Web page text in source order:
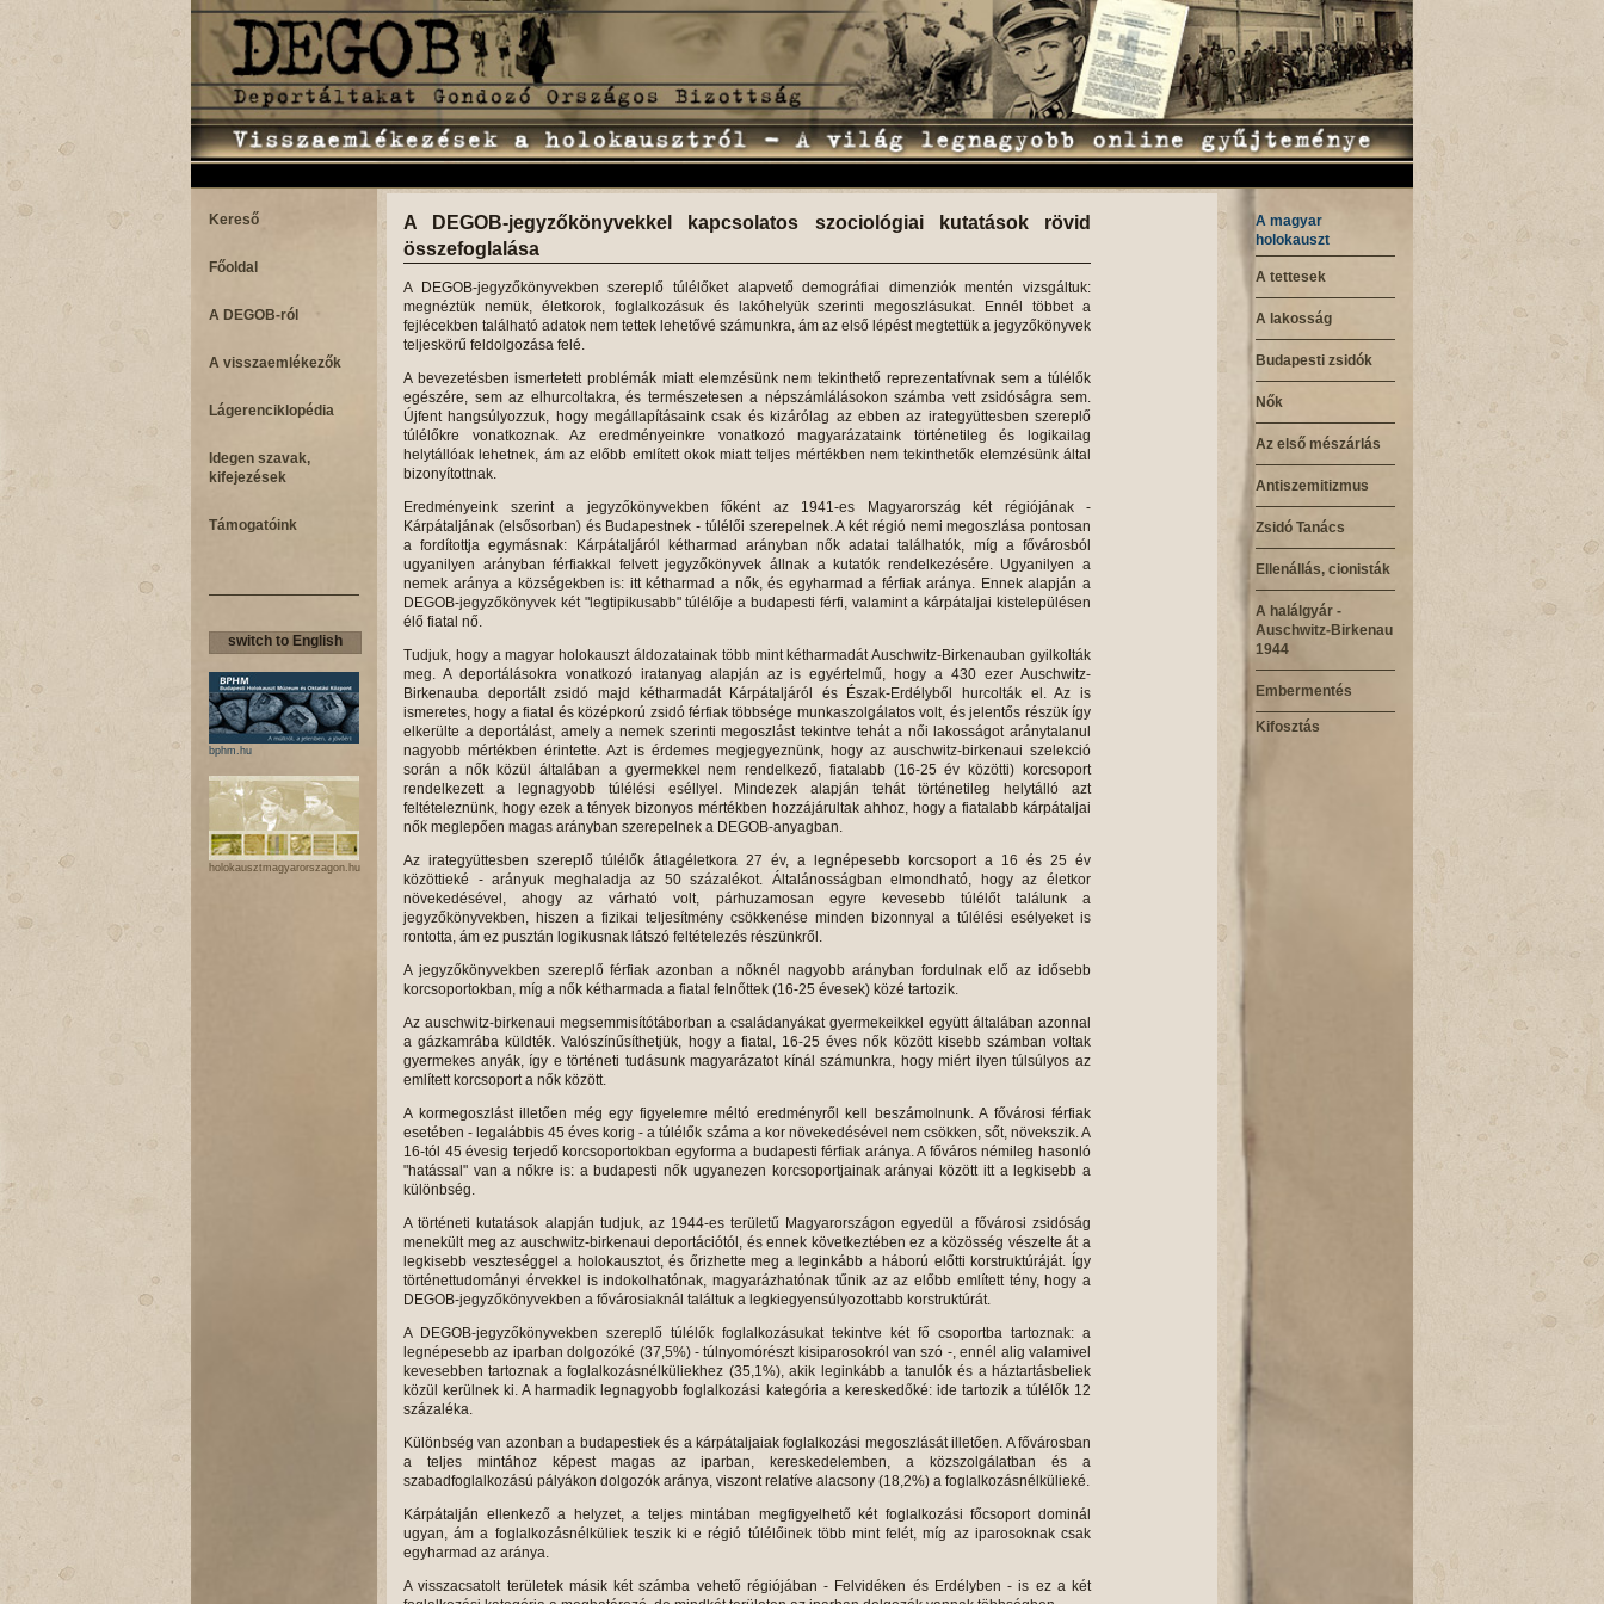
Kereső
Főoldal
A DEGOB-ról
A visszaemlékezők
Lágerenciklopédia
Idegen szavak,
kifejezések
Támogatóink
switch to English
bphm.hu
holokausztmagyarorszagon.hu
A DEGOB-jegyzőkönyvekkel kapcsolatos szociológiai kutatások rövid
összefoglalása
A DEGOB-jegyzőkönyvekben szereplő túlélőket alapvető demográfiai dimenziók mentén vizsgáltuk:
megnéztük nemük, életkorok, foglalkozásuk és lakóhelyük szerinti megoszlásukat. Ennél többet a
fejlécekben található adatok nem tettek lehetővé számunkra, ám az első lépést megtettük a jegyzőkönyvek
teljeskörű feldolgozása felé.
A bevezetésben ismertetett problémák miatt elemzésünk nem tekinthető reprezentatívnak sem a túlélők
egészére, sem az elhurcoltakra, és természetesen a népszámlálásokon számba vett zsidóságra sem.
Újfent hangsúlyozzuk, hogy megállapításaink csak és kizárólag az ebben az irategyüttesben szereplő
túlélőkre vonatkoznak. Az eredményeinkre vonatkozó magyarázataink történetileg és logikailag
helytállóak lehetnek, ám az előbb említett okok miatt teljes mértékben nem tekinthetők elemzésünk által
bizonyítottnak.
Eredményeink szerint a jegyzőkönyvekben főként az 1941-es Magyarország két régiójának -
Kárpátaljának (elsősorban) és Budapestnek - túlélői szerepelnek. A két régió nemi megoszlása pontosan
a fordítottja egymásnak: Kárpátaljáról kétharmad arányban nők adatai találhatók, míg a fővárosból
ugyanilyen arányban férfiakkal felvett jegyzőkönyvek állnak a kutatók rendelkezésére. Ugyanilyen a
nemek aránya a községekben is: itt kétharmad a nők, és egyharmad a férfiak aránya. Ennek alapján a
DEGOB-jegyzőkönyvek két "legtipikusabb" túlélője a budapesti férfi, valamint a kárpátaljai kistelepülésen
élő fiatal nő.
Tudjuk, hogy a magyar holokauszt áldozatainak több mint kétharmadát Auschwitz-Birkenauban gyilkolták
meg. A deportálásokra vonatkozó iratanyag alapján az is egyértelmű, hogy a 430 ezer Auschwitz-
Birkenauba deportált zsidó majd kétharmadát Kárpátaljáról és Észak-Erdélyből hurcolták el. Az is
ismeretes, hogy a fiatal és középkorú zsidó férfiak többsége munkaszolgálatos volt, és jelentős részük így
elkerülte a deportálást, amely a nemek szerinti megoszlást tekintve tehát a női lakosságot aránytalanul
nagyobb mértékben érintette. Azt is érdemes megjegyeznünk, hogy az auschwitz-birkenaui szelekció
során a nők közül általában a gyermekkel nem rendelkező, fiatalabb (16-25 év közötti) korcsoport
rendelkezett a legnagyobb túlélési eséllyel. Mindezek alapján tehát történetileg helytálló azt
feltételeznünk, hogy ezek a tények bizonyos mértékben hozzájárultak ahhoz, hogy a fiatalabb kárpátaljai
nők meglepően magas arányban szerepelnek a DEGOB-anyagban.
Az irategyüttesben szereplő túlélők átlagéletkora 27 év, a legnépesebb korcsoport a 16 és 25 év
közöttieké - arányuk meghaladja az 50 százalékot. Általánosságban elmondható, hogy az életkor
növekedésével, ahogy az várható volt, párhuzamosan egyre kevesebb túlélőt találunk a
jegyzőkönyvekben, hiszen a fizikai teljesítmény csökkenése minden bizonnyal a túlélési esélyeket is
rontotta, ám ez pusztán logikusnak látszó feltételezés részünkről.
A jegyzőkönyvekben szereplő férfiak azonban a nőknél nagyobb arányban fordulnak elő az idősebb
korcsoportokban, míg a nők kétharmada a fiatal felnőttek (16-25 évesek) közé tartozik.
Az auschwitz-birkenaui megsemmisítótáborban a családanyákat gyermekeikkel együtt általában azonnal
a gázkamrába küldték. Valószínűsíthetjük, hogy a fiatal, 16-25 éves nők között kisebb számban voltak
gyermekes anyák, így e történeti tudásunk magyarázatot kínál számunkra, hogy miért ilyen túlsúlyos az
említett korcsoport a nők között.
A kormegoszlást illetően még egy figyelemre méltó eredményről kell beszámolnunk. A fővárosi férfiak
esetében - legalábbis 45 éves korig - a túlélők száma a kor növekedésével nem csökken, sőt, növekszik. A
16-tól 45 évesig terjedő korcsoportokban egyforma a budapesti férfiak aránya. A főváros némileg hasonló
"hatással" van a nőkre is: a budapesti nők ugyanezen korcsoportjainak arányai között itt a legkisebb a
különbség.
A történeti kutatások alapján tudjuk, az 1944-es területű Magyarországon egyedül a fővárosi zsidóság
menekült meg az auschwitz-birkenaui deportációtól, és ennek következtében ez a közösség vészelte át a
legkisebb veszteséggel a holokausztot, és őrizhette meg a leginkább a háború előtti korstruktúráját. Így
történettudományi érvekkel is indokolhatónak, magyarázhatónak tűnik az az előbb említett tény, hogy a
DEGOB-jegyzőkönyvekben a fővárosiaknál találtuk a legkiegyensúlyozottabb korstruktúrát.
A DEGOB-jegyzőkönyvekben szereplő túlélők foglalkozásukat tekintve két fő csoportba tartoznak: a
legnépesebb az iparban dolgozóké (37,5%) - túlnyomórészt kisiparosokról van szó -, ennél alig valamivel
kevesebben tartoznak a foglalkozásnélküliekhez (35,1%), akik leginkább a tanulók és a háztartásbeliek
közül kerülnek ki. A harmadik legnagyobb foglalkozási kategória a kereskedőké: ide tartozik a túlélők 12
százaléka.
Különbség van azonban a budapestiek és a kárpátaljaiak foglalkozási megoszlását illetően. A fővárosban
a teljes mintához képest magas az iparban, kereskedelemben, a közszolgálatban és a
szabadfoglalkozású pályákon dolgozók aránya, viszont relatíve alacsony (18,2%) a foglalkozásnélkülieké.
Kárpátalján ellenkező a helyzet, a teljes mintában megfigyelhető két foglalkozási főcsoport dominál
ugyan, ám a foglalkozásnélküliek teszik ki e régió túlélőinek több mint felét, míg az iparosoknak csak
egyharmad az aránya.
A visszacsatolt területek másik két számba vehető régiójában - Felvidéken és Erdélyben - is ez a két
A magyar
holokauszt
A tettesek
A lakosság
Budapesti zsidók
Nők
Az első mészárlás
Antiszemitizmus
Zsidó Tanács
Ellenállás, cionisták
A halálgyár -
Auschwitz-Birkenau
1944
Embermentés
Kifosztás